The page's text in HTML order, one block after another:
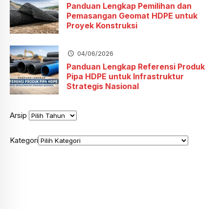
Panduan Lengkap Pemilihan dan
Pemasangan Geomat HDPE untuk
Proyek Konstruksi
04/06/2026
Panduan Lengkap Referensi Produk
Pipa HDPE untuk Infrastruktur
Strategis Nasional
Arsip
Kategori